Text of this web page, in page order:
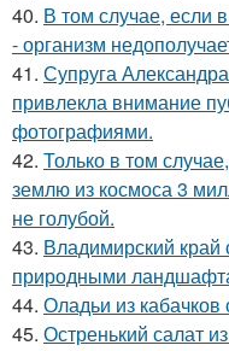
40. В том случае, если
- организм
41. Супруга
привлекла внимание
фотографиями.
42. Только в том
землю из космоса 3
не голубой.
43. Владимирский
природными
44. Оладьи из
45. Остренький салат